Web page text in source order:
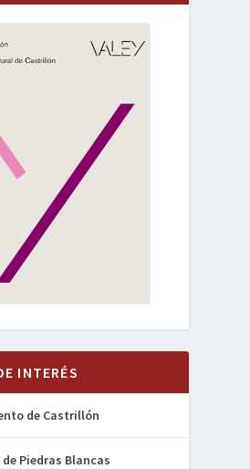
INTERÉS
de Castrillón
Piedras Blancas